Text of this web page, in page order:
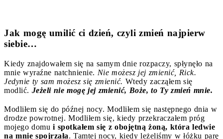
Jak mogę umilić ci dzień, czyli zmień najpierw
siebie…
Kiedy znajdowałem się na samym dnie rozpaczy, spłynęło na
mnie wyraźne natchnienie. Nie możesz jej zmienić, Rick.
Jedynie ty sam możesz się zmienić. Wtedy zacząłem się
modlić. Jeżeli nie mogę jej zmienić, Boże, to Ty zmień mnie.
Modliłem się do późnej nocy. Modliłem się następnego dnia w
drodze powrotnej. Modliłem się, kiedy przekraczałem próg
mojego domu i spotkałem się z obojętną żoną, która ledwie
na mnie spojrzała. Tamtej nocy, kiedy leżeliśmy w łóżku parę